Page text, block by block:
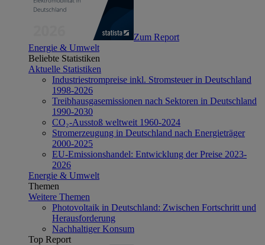
Zum Report
Energie & Umwelt
Beliebte Statistiken
Aktuelle Statistiken
Industriestrompreise inkl. Stromsteuer in Deutschland
1998-2026
Treibhausgasemissionen nach Sektoren in Deutschland
1990-2030
CO₂-Ausstoß weltweit 1960-2024
Stromerzeugung in Deutschland nach Energieträger
2000-2025
EU-Emissionshandel: Entwicklung der Preise 2023-
2026
Energie & Umwelt
Themen
Weitere Themen
Photovoltaik in Deutschland: Zwischen Fortschritt und
Herausforderung
Nachhaltiger Konsum
Top Report